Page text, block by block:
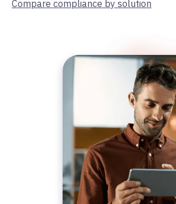
Compare compliance by solution